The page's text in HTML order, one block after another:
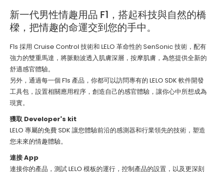
新一代男性情趣用品 F1，搭起科技與自然的橋
樑，把情趣的命運交到您的手中。
F1s 採用 Cruise Control 技術和 LELO 革命性的 SenSonic 技術，配有
強力的雙重馬達，將脈動波透入肌膚深層，按摩肌膚，為悠提供全新的
舒適感官體驗。
另外，通過每一個 F1s 產品，你都可以訪問專有的 LELO SDK 軟件開發
工具包，設置相關應用程序，創造自己的感官體驗，讓你心中所想成為
現實。
獲取 Developer's kit
LELO 專屬的免費 SDK 讓您體驗前沿的感測器和行業領先的技術，塑造
您未來的情趣體驗。
連接 App
連接你的產品，測試 LELO 模板的運行，控制產品的設置，以及更深刻